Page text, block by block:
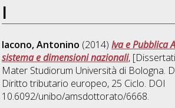
I
Iacono, Antonino (2014)Iva e Pubblica
sistema e dimensioni nazionali,
Mater Studiorum Università di Bologna.
Diritto tributario europeo, 25 Ciclo. DOI
10.6092/unibo/amsdottorato/6668.